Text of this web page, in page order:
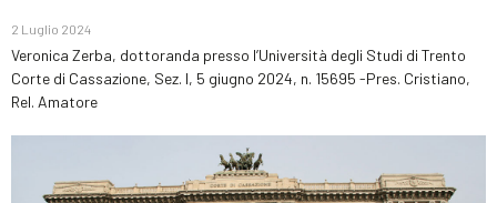
2 Luglio 2024
Veronica Zerba, dottoranda presso l’Università degli Studi di Trento
Corte di Cassazione, Sez. I, 5 giugno 2024, n. 15695 -Pres. Cristiano,
Rel. Amatore